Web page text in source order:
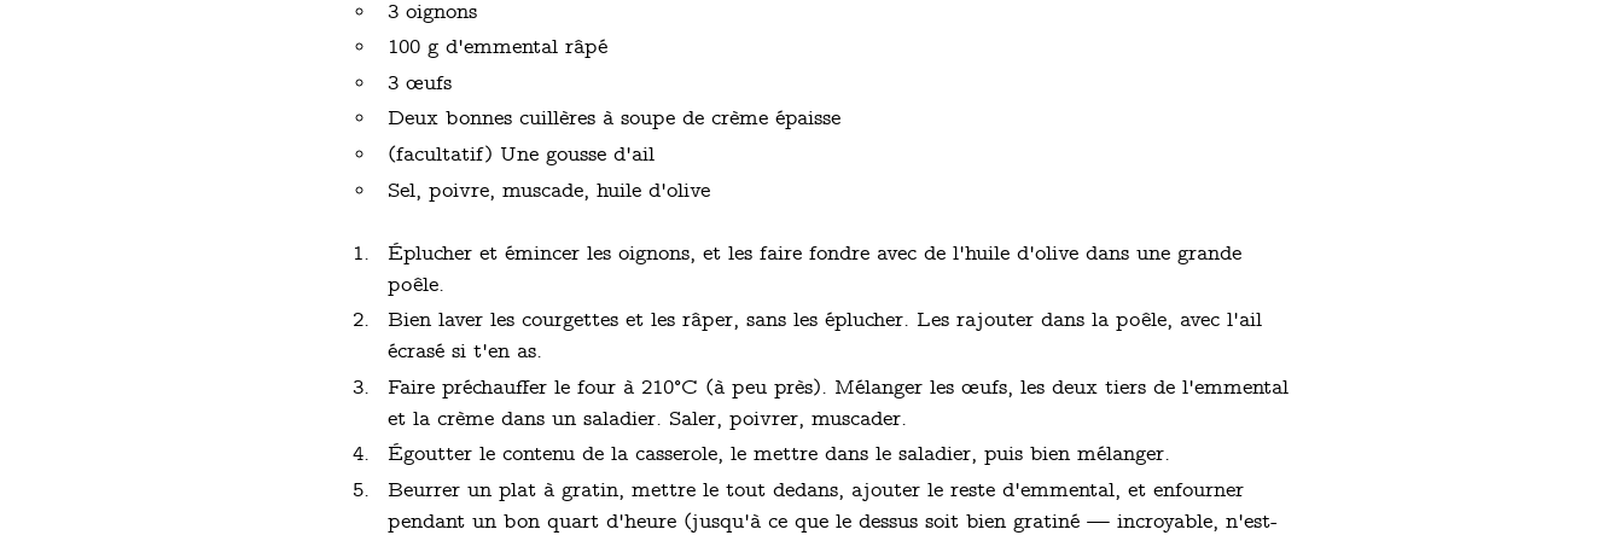
3 oignons
100 g d'emmental râpé
3 œufs
Deux bonnes cuillères à soupe de crème épaisse
(facultatif) Une gousse d'ail
Sel, poivre, muscade, huile d'olive
Éplucher et émincer les oignons, et les faire fondre avec de l'huile d'olive dans une grande
poêle.
Bien laver les courgettes et les râper, sans les éplucher. Les rajouter dans la poêle, avec l'ail
écrasé si t'en as.
Faire préchauffer le four à 210°C (à peu près). Mélanger les œufs, les deux tiers de l'emmental
et la crème dans un saladier. Saler, poivrer, muscader.
Égoutter le contenu de la casserole, le mettre dans le saladier, puis bien mélanger.
Beurrer un plat à gratin, mettre le tout dedans, ajouter le reste d'emmental, et enfourner
pendant un bon quart d'heure (jusqu'à ce que le dessus soit bien gratiné — incroyable, n'est-